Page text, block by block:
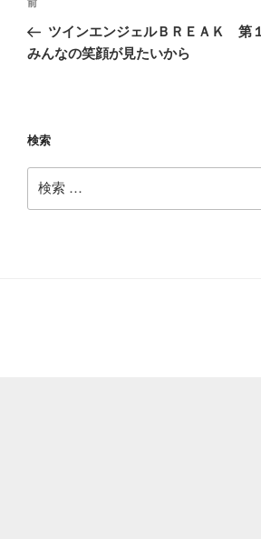
ナ
シ
ョ
ン
過
去
の
前
ツインエンジェルＢＲＥＡＫ 第
みんなの笑顔が見たいから
検索
索: